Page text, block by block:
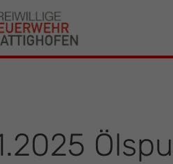
col1" existiert leider